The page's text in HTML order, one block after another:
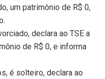
um patrimônio de R$ 0,
declara ao TSE a
de R$ 0, e informa
é solteiro, declara ao